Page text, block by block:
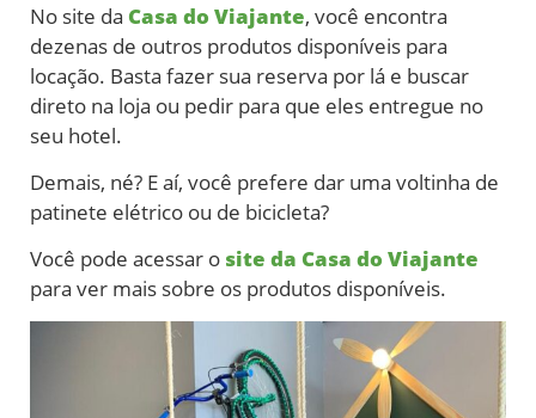
No site da Casa do Viajante, você encontra
dezenas de outros produtos disponíveis para
locação. Basta fazer sua reserva por lá e buscar
direto na loja ou pedir para que eles entregue no
seu hotel.
Demais, né? E aí, você prefere dar uma voltinha de
patinete elétrico ou de bicicleta?
Você pode acessar o site da Casa do Viajante
para ver mais sobre os produtos disponíveis.